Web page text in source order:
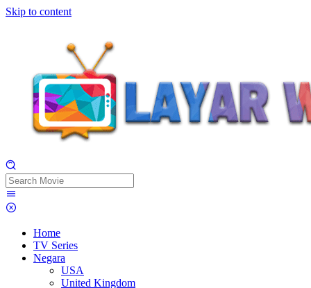
Skip to content
Home
TV Series
Negara
USA
United Kingdom